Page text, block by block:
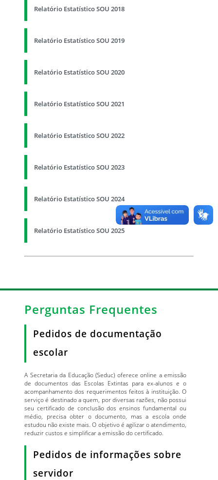
Relatório Estatístico SOU 2018
Relatório Estatístico SOU 2019
Relatório Estatístico SOU 2020
Relatório Estatístico SOU 2021
Relatório Estatístico SOU 2022
Relatório Estatístico SOU 2023
Relatório Estatístico SOU 2024
Relatório Estatístico SOU 2025
Perguntas Frequentes
Pedidos de documentação
escolar
A Secretaria da Educação (Seduc) oferece online a emissão
de documentos das Escolas Extintas para ex-alunos e o
acompanhamento dos requerimentos feitos à instituição. O
serviço é destinado a quem, por diversas razões, não possui
seu certificado de conclusão dos ensinos fundamental ou
médio, precisa obter o documento, mas a escola onde
estudou não existe mais. O objetivo é agilizar o atendimento,
reduzir custos e simplificar a emissão do certificado.
Pedidos de informações sobre
servidor